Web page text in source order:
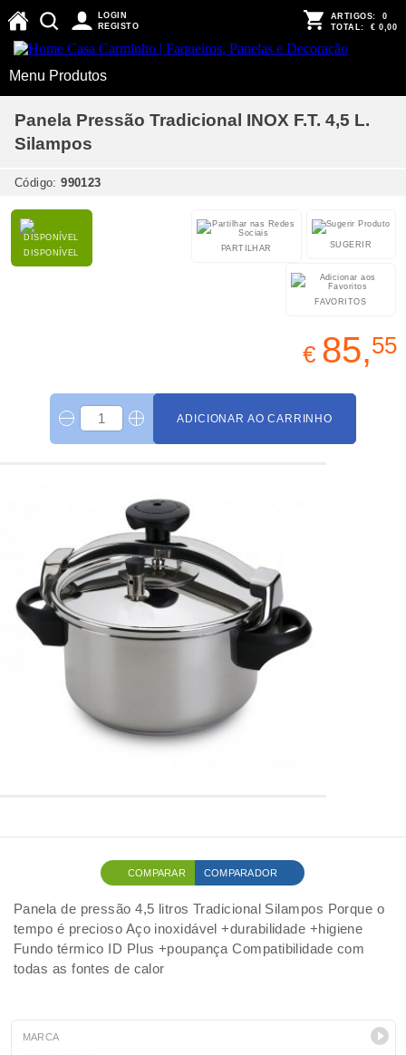
LOGIN
REGISTO
ARTIGOS: 0
TOTAL: € 0,00
Menu Produtos
Panela Pressão Tradicional INOX F.T. 4,5 L.
Silampos
Código:990123
DISPONÍVEL
SUGERIR
PARTILHAR
FAVORITOS
€ 85,55
ADICIONAR AO CARRINHO
COMPARAR COMPARADOR
Panela de pressão 4,5 litros Tradicional Silampos Porque o
tempo é precioso Aço inoxidável +durabilidade +higiene
Fundo térmico ID Plus +poupança Compatibilidade com
todas as fontes de calor
MARCA